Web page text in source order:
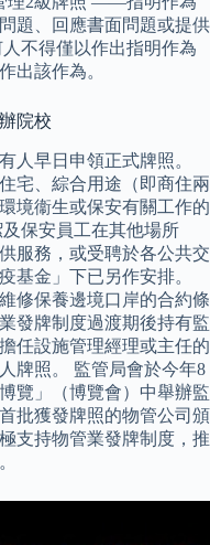
題、回應書面問題或提供
不得僅以作出指明作為
出該作為。
院校
人早日申領正式牌照。
宅、綜合用途（即商住兩
境衞生或保安有關工作的
保安員工在其他場所
服務，或受聘於各公共交
基金」下已另作安排。
修保養邊境口岸的合約條
發牌制度過渡期後持有監
任設施管理經理或主任的
牌照。 監管局會於今年8
覽」（博覽會）中舉辦監
批獲發牌照的物管公司頒
支持物管業發牌制度，推